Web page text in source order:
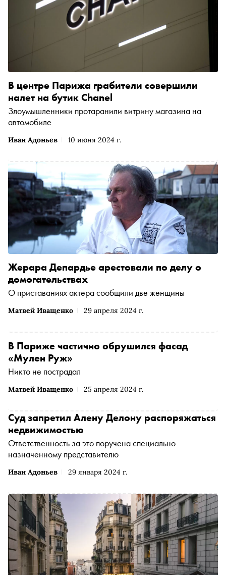
Иван Адоньев 10 июня 2024 г.
В центре Парижа грабители совершили
налет на бутик Chanel
Злоумышленники протаранили витрину магазина на
автомобиле
Матвей Иващенко 29 апреля 2024 г.
Жерара Депардье арестовали по делу о
домогательствах
О приставаниях актера сообщили две женщины
Матвей Иващенко 25 апреля 2024 г.
В Париже частично обрушился фасад
«Мулен Руж»
Никто не пострадал
Иван Адоньев 29 января 2024 г.
Суд запретил Алену Делону распоряжаться
недвижимостью
Ответственность за это поручена специально
назначенному представителю